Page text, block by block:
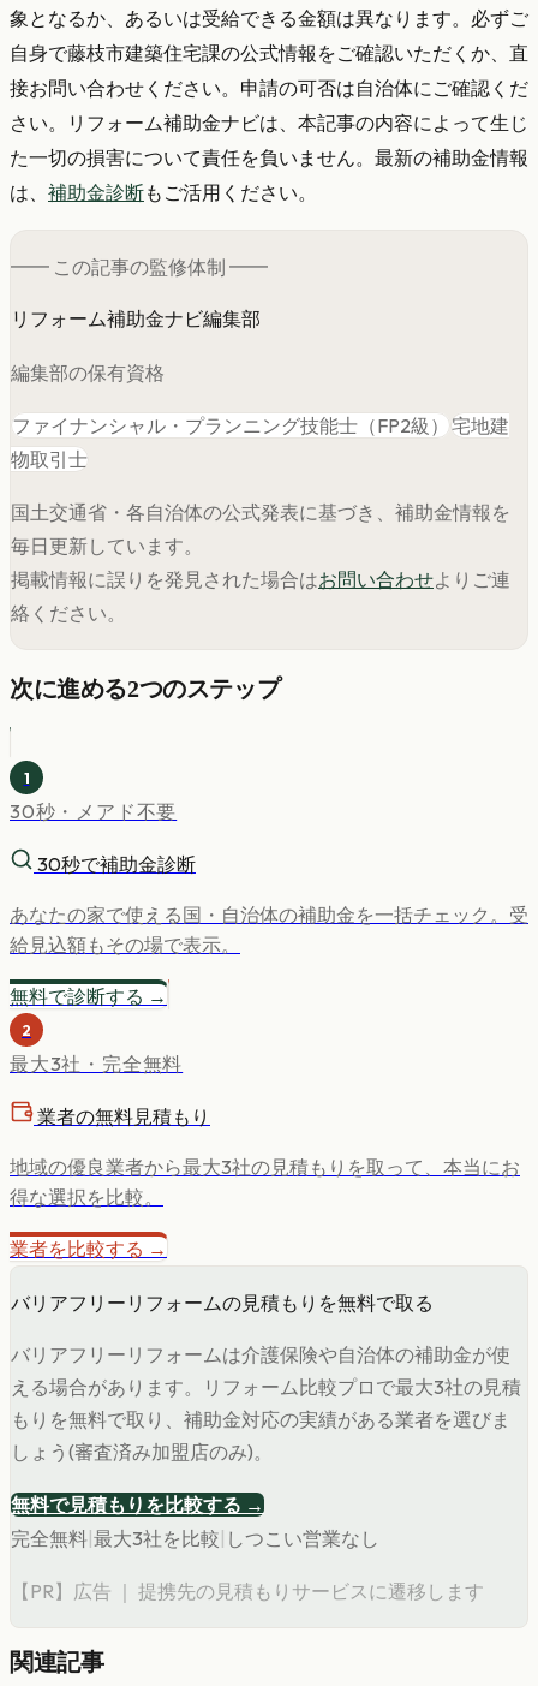
象となるか、あるいは受給できる金額は異なります。必ずご
自身で藤枝市建築住宅課の公式情報をご確認いただくか、直
接お問い合わせください。申請の可否は自治体にご確認くだ
さい。リフォーム補助金ナビは、本記事の内容によって生じ
た一切の損害について責任を負いません。最新の補助金情報
は、 補助金診断もご活用ください。
━━ この記事の監修体制 ━━
リフォーム補助金ナビ編集部
編集部の保有資格
ファイナンシャル・プランニング技能士（FP2級）宅地建
物取引士
国土交通省・各自治体の公式発表に基づき、補助金情報を
毎日更新しています。
掲載情報に誤りを発見された場合はお問い合わせよりご連
絡ください。
次に進める2つのステップ
1
30秒・メアド不要
30秒で補助金診断
あなたの家で使える国・自治体の補助金を一括チェック。受
給見込額もその場で表示。
無料で診断する →
2
最大3社・完全無料
業者の無料見積もり
地域の優良業者から最大3社の見積もりを取って、本当にお
得な選択を比較。
業者を比較する →
バリアフリーリフォームの見積もりを無料で取る
バリアフリーリフォームは介護保険や自治体の補助金が使
える場合があります。リフォーム比較プロで最大3社の見積
もりを無料で取り、補助金対応の実績がある業者を選びま
しょう(審査済み加盟店のみ)。
無料で見積もりを比較する →
完全無料|最大3社を比較| しつこい営業なし
【PR】広告 ｜ 提携先の見積もりサービスに遷移します
関連記事